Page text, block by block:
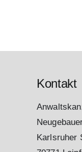
Kontakt
Karlsruher